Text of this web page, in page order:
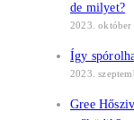
de milyet?
2023. október
Így
2023.
Gree